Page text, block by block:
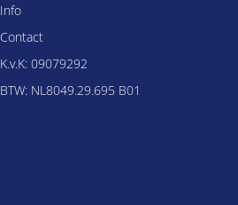
Info
Contact
K.v.K: 09079292
BTW: NL8049.29.695 B01